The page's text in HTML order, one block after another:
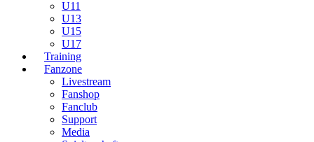
U11
U13
U15
U17
Training
Fanzone
Livestream
Fanshop
Fanclub
Support
Media